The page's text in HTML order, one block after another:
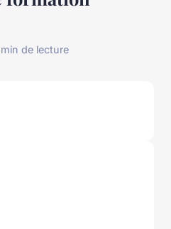
de lecture